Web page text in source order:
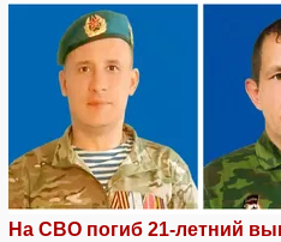
На СВО погиб 21-летний